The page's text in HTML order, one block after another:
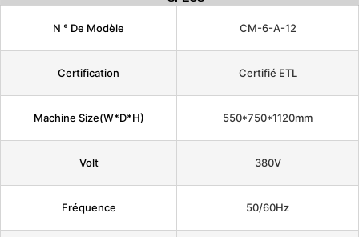
N ° De Modèle CM-6-A-12
Certification Certifié ETL
Machine Size(W*D*H) 550*750*1120mm
Volt 380V
Fréquence 50/60Hz